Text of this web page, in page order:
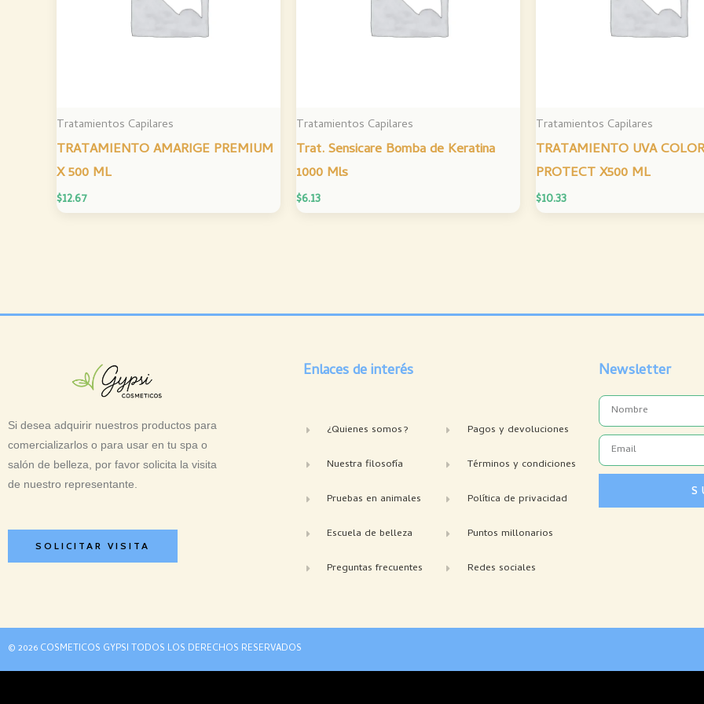
Tratamientos Capilares
TRATAMIENTO AMARIGE PREMIUM
X 500 ML
$12.67
Tratamientos Capilares
Trat. Sensicare Bomba de Keratina
1000 Mls
$6.13
Tratamientos Capilares
TRATAMIENTO UVA COLOR
PROTECT X500 ML
$10.33
Si desea adquirir nuestros productos para
comercializarlos o para usar en tu spa o
salón de belleza, por favor solicita la visita
de nuestro representante.
SOLICITAR VISITA
Enlaces de interés
¿Quienes somos?
Nuestra filosofía
Pruebas en animales
Escuela de belleza
Preguntas frecuentes
Pagos y devoluciones
Términos y condiciones
Política de privacidad
Puntos millonarios
Redes sociales
Newsletter
Name
Email
© 2026 COSMETICOS GYPSI TODOS LOS DERECHOS RESERVADOS